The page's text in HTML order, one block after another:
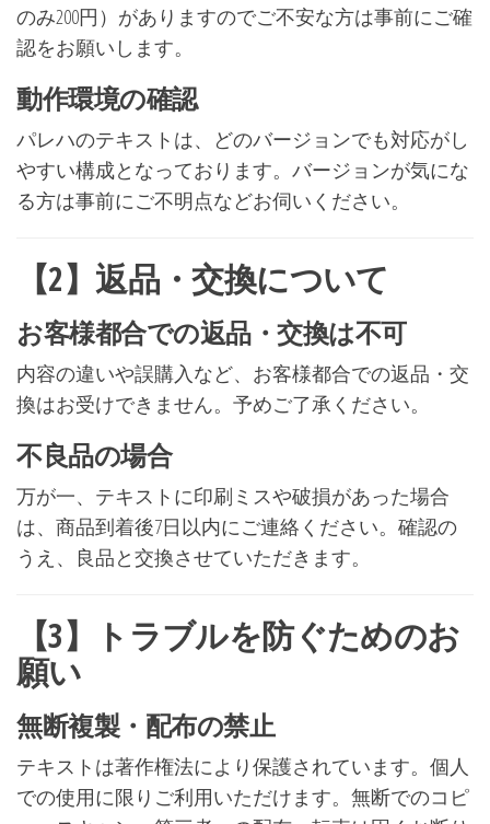
のみ200円）がありますのでご不安な方は事前にご確
認をお願いします。
動作環境の確認
パレハのテキストは、どのバージョンでも対応がし
やすい構成となっております。バージョンが気にな
る方は事前にご不明点などお伺いください。
【2】返品・交換について
お客様都合での返品・交換は不可
内容の違いや誤購入など、お客様都合での返品・交
換はお受けできません。予めご了承ください。
不良品の場合
万が一、テキストに印刷ミスや破損があった場合
は、商品到着後7日以内にご連絡ください。確認の
うえ、良品と交換させていただきます。
【3】トラブルを防ぐためのお
願い
無断複製・配布の禁止
テキストは著作権法により保護されています。個人
での使用に限りご利用いただけます。無断でのコピ